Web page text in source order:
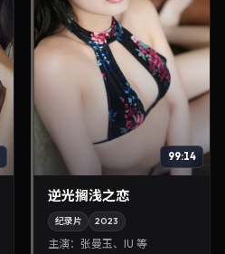
99:14
逆光搁浅之恋
纪录片 2023
主演：张曼玉、IU 等